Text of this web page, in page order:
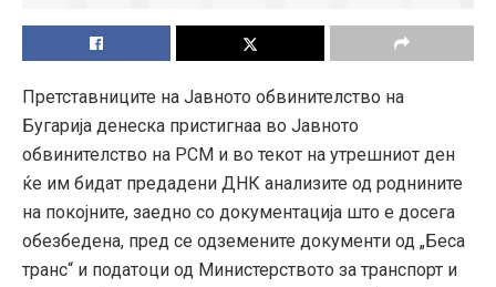
Претставниците на Јавното обвинителство на
Бугарија денеска пристигнаа во Јавното
обвинителство на РСМ и во текот на утрешниот ден
ќе им бидат предадени ДНК анализите од роднините
на покојните, заедно со документација што е досега
обезбедена, пред се одземените документи од „Беса
транс“ и податоци од Министерството за транспорт и